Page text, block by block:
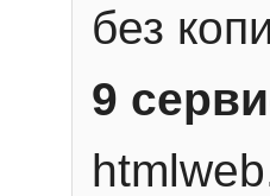
без
9